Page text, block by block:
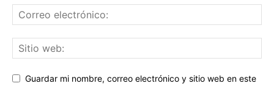
Guardar mi nombre, correo electrónico y sitio web en este